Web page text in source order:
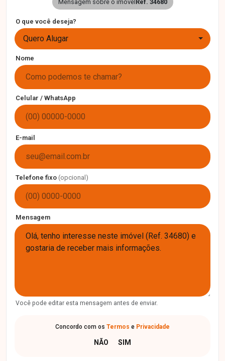
Mensagem sobre o imóvel Ref. 34680
O que você deseja?
Quero Alugar
Nome
Celular / WhatsApp
E-mail
Telefone fixo (opcional)
Mensagem
Você pode editar esta mensagem antes de enviar.
Concordo com os Termos e Privacidade